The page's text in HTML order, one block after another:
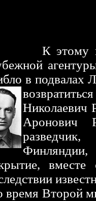
К этому
в подвалах
Николаевич
Аронович
время Второй